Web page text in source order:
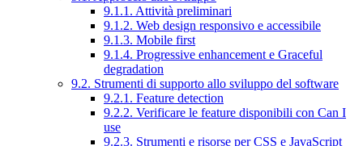
9.1.1. Attività preliminari
9.1.2. Web design responsivo e accessibile
9.1.3. Mobile first
9.1.4. Progressive enhancement e Graceful
degradation
9.2. Strumenti di supporto allo sviluppo del software
9.2.1. Feature detection
9.2.2. Verificare le feature disponibili con Can I
use
9.2.3. Strumenti e risorse per CSS e JavaScript